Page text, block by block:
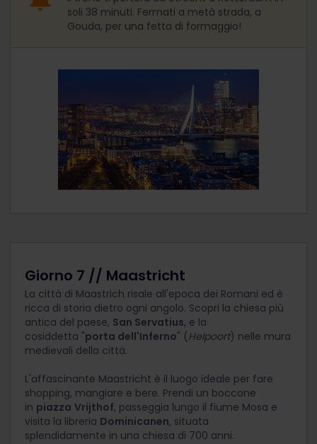
soli 38 minuti. Fermati a metà strada, a
Gouda, per una fetta di formaggio!
Giorno 7 // Maastricht
La città di Maastrich risale all'epoca dei Romani ed è
ricca di storia dietro ogni angolo. Scopri la chiesa più
antica del paese, San Servatius, e la
cosiddetta "porta dell'Inferno" (Helpoort) nelle mura
medievali della città.
L'affascinante Maastricht è il luogo ideale per fare
shopping, mangiare e bere. Prendi un boccone
in piazza Vrijthof, passeggia lungo il fiume Mosa e
visita la libreria Dominicanen, situata
splendidamente in una chiesa di 700 anni.